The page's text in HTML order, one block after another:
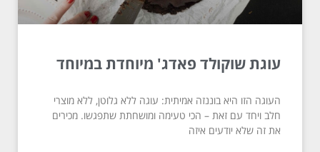
עוגת שוקולד פאדג' מיוחדת במיוחד
העוגה הזו היא בוננזה אמיתית: עוגה ללא גלוטן, ללא מוצרי
חלב ויחד עם זאת – הכי טעימה ומושחתת שתפגשו. מכירים
את זה שלא יודעים איזה